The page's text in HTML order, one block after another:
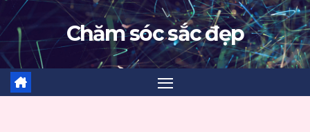
Skip
to
content
Chăm sóc sắc đẹp